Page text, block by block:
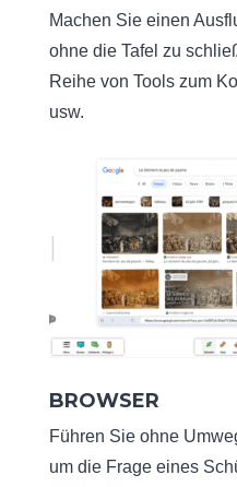
Machen Sie einen
ohne die Tafel zu
Reihe von Tools zum
usw.
BROWSER
Führen Sie ohne
um die Frage eines